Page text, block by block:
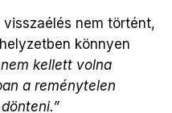
nem történt,
könnyen
kellett volna
a reménytelen